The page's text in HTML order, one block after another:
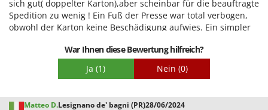
Nilfisk
Novatec
NuovaFac
Qualität / Preis
sich gut( doppelter Karton),aber scheinbar für die beauftragte
Spedition zu wenig ! Ein Fuß der Presse war total verbogen,
obwohl der Karton keine Beschädigung aufwies. Ein simpler
ein gutes Teil , soweit zufrieden,bin Gott sei Dank gelernter
Schlosser und kann mir selbst helfen,das erspart mir und
ihnen eine lästige Reklamation. Aber bei einem Neuteil gleich
War Ihnen diese Bewertung hilfreich?
Ja (1) Nein (0)
Matteo D.Lesignano de' bagni (PR)28/06/2024